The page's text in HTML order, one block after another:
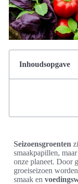
Inhoudsopgave
Seizoensgroenten
smaakpapillen,
onze planeet. Door
groeiseizoen
smaak en